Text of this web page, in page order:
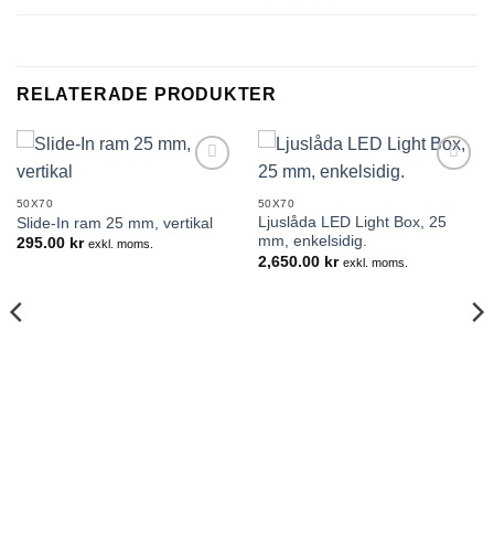
RELATERADE PRODUKTER
50X70
Slide-In ram 25 mm, vertikal
295.00 kr exkl. moms.
50X70
Ljuslåda LED Light Box, 25
mm, enkelsidig.
2,650.00 kr exkl. moms.